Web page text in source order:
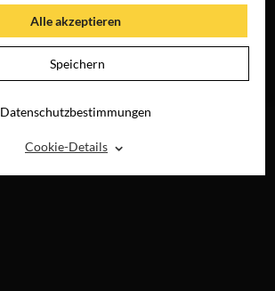
Alle akzeptieren
Speichern
Datenschutzbestimmungen
Cookie-Details ⌃